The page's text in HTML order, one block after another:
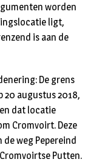
worden
ligt,
is aan de
De grens
20 augustus 2018,
dat locatie
Cromvoirt. Deze
weg Pepereind
Putten.